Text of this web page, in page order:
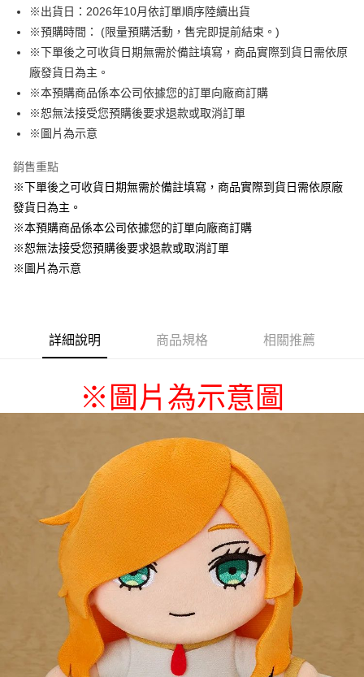
悠遊付
Google Pay
ATM付款
運送方式
預購訂單-宅配專用(🔺不同預購月份建議分開結帳，避免整筆訂單等
每筆NT$100，滿NT$1,300(含以上)免運費
預購訂單-離島宅配專用-(澎湖/金門/馬祖)(🔺不同預購月份建議分開
結帳，避免整筆訂單等超久)
每筆NT$220
※出貨日：2026年10月依訂單順序陸續出貨
※預購時間： (限量預購活動，售完即提前結束。)
※下單後之可收貨日期無需於備註填寫，商品實際到貨日需依原
廠發貨日為主。
※本預購商品係本公司依據您的訂單向廠商訂購
※恕無法接受您預購後要求退款或取消訂單
※圖片為示意
銷售重點
※下單後之可收貨日期無需於備註填寫，商品實際到貨日需依原廠
發貨日為主。
※本預購商品係本公司依據您的訂單向廠商訂購
※恕無法接受您預購後要求退款或取消訂單
※圖片為示意
詳細說明 商品規格 相關推薦
※ 圖片為示意圖